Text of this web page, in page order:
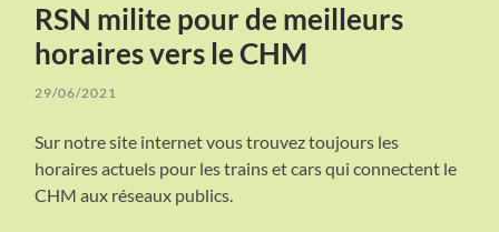
RSN milite pour de meilleurs
horaires vers le CHM
29/06/2021
Sur notre site internet vous trouvez toujours les
horaires actuels pour les trains et cars qui connectent le
CHM aux réseaux publics.